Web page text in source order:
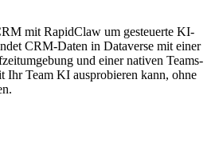
mit RapidClaw um gesteuerte KI-
CRM-Daten in Dataverse mit einer
und einer nativen Teams-
Ihr Team KI ausprobieren kann, ohne